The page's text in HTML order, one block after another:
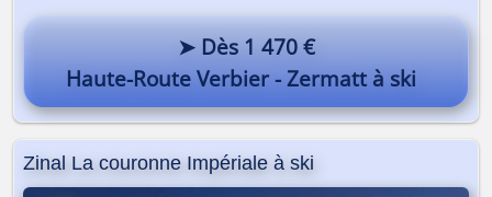
➤ Dès 1 470 €
Haute-Route Verbier - Zermatt à ski
Zinal La couronne Impériale à ski